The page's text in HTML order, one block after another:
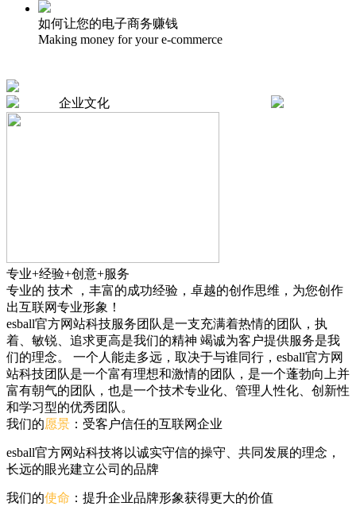
如何让您的电子商务赚钱
Making money for your e-commerce
企业文化
专业+经验+创意+服务
专业的 技术 ，丰富的成功经验 ，卓越的创作思维 ，为您创作
出互联网专业形象！
esball官方网站科技服务团队是一支充满着热情的团队，执
着、敏锐、追求更高是我们的精神 竭诚为客户提供服务是我
们的理念。 一个人能走多远，取决于与谁同行，esball官方网
站科技团队是一个富有理想和激情的团队，是一个蓬勃向上并
富有朝气的团队，也是一个技术专业化、管理人性化、创新性
和学习型的优秀团队。
我们的愿景 ：受客户信任的互联网企业
esball官方网站科技将以诚实守信的操守、共同发展的理念，
长远的眼光建立公司的品牌
我们的使命 ：提升企业品牌形象获得更大的价值